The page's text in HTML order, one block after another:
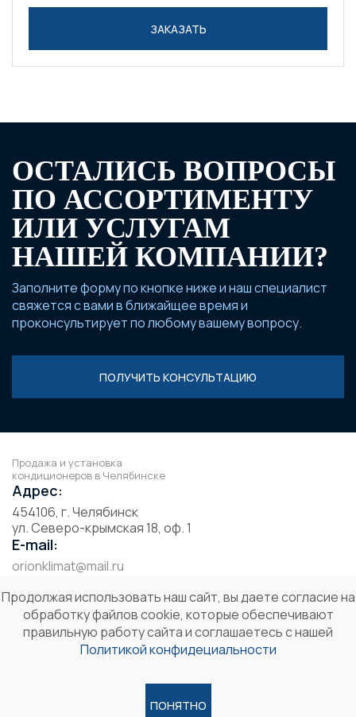
ЗАКАЗАТЬ
ОСТАЛИСЬ ВОПРОСЫ
ПО АССОРТИМЕНТУ
ИЛИ УСЛУГАМ
НАШЕЙ КОМПАНИИ?
Заполните форму по кнопке ниже и наш специалист
свяжется с вами в ближайщее время и
проконсультирует по любому вашему вопросу.
ПОЛУЧИТЬ КОНСУЛЬТАЦИЮ
Продажа и установка
кондиционеров в Челябинске
Адрес:
454106, г. Челябинск
ул. Северо-крымская 18, оф. 1
E-mail:
orionklimat@mail.ru
Телефон:
8 (351) 223-33-43
заказать звонок
© 2026, ООО «ОрионКлимат»
Продолжая использовать наш сайт, вы даете согласие на
обработку файлов cookie, которые обеспечивают
правильную работу сайта и соглашаетесь с нашей
Политикой конфидециальности
ПОНЯТНО